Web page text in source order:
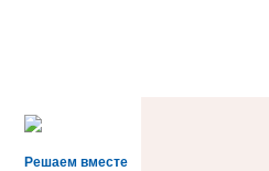
Решаем вместе